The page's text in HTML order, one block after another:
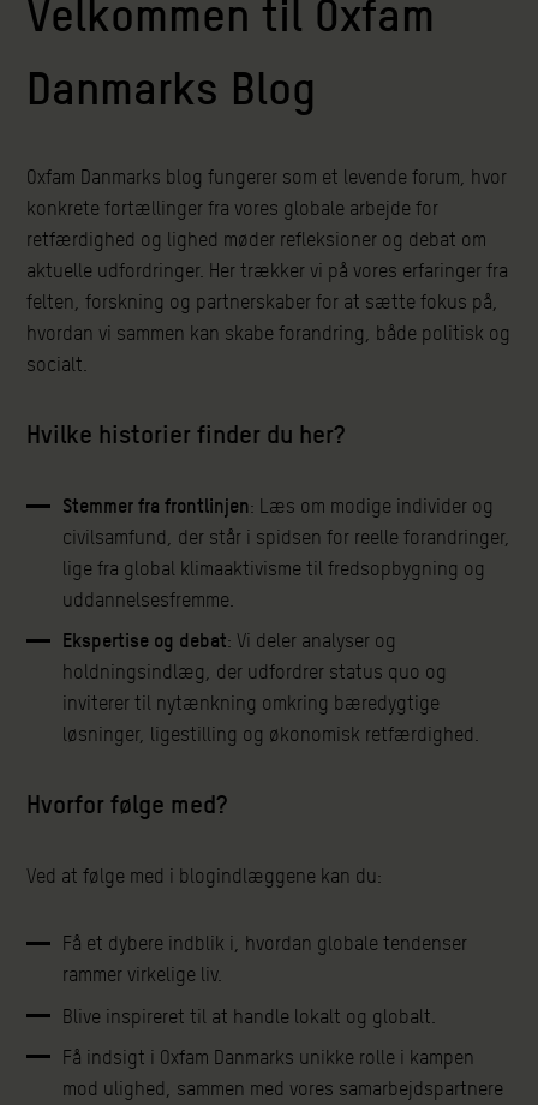
Velkommen til Oxfam
Danmarks Blog
Oxfam Danmarks blog fungerer som et levende forum, hvor
konkrete fortællinger fra vores globale arbejde for
retfærdighed og lighed møder refleksioner og debat om
aktuelle udfordringer. Her trækker vi på vores erfaringer fra
felten, forskning og partnerskaber for at sætte fokus på,
hvordan vi sammen kan skabe forandring, både politisk og
socialt.
Hvilke historier finder du her?
Stemmer fra frontlinjen: Læs om modige individer og
civilsamfund, der står i spidsen for reelle forandringer,
lige fra global klimaaktivisme til fredsopbygning og
uddannelsesfremme.
Ekspertise og debat: Vi deler analyser og
holdningsindlæg, der udfordrer status quo og
inviterer til nytænkning omkring bæredygtige
løsninger, ligestilling og økonomisk retfærdighed.
Hvorfor følge med?
Ved at følge med i blogindlæggene kan du:
Få et dybere indblik i, hvordan globale tendenser
rammer virkelige liv.
Blive inspireret til at handle lokalt og globalt.
Få indsigt i Oxfam Danmarks unikke rolle i kampen
mod ulighed, sammen med vores samarbejdspartnere